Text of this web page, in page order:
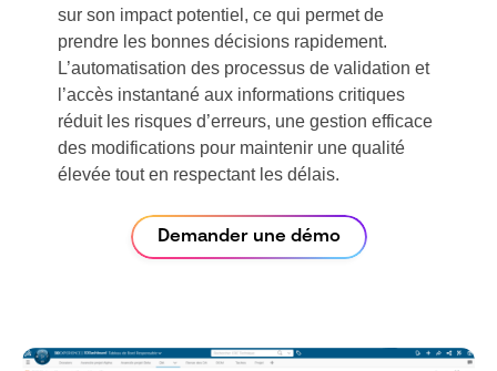
sur son impact potentiel, ce qui permet de
prendre les bonnes décisions rapidement.
L’automatisation des processus de validation et
l’accès instantané aux informations critiques
réduit les risques d’erreurs, une gestion efficace
des modifications pour maintenir une qualité
élevée tout en respectant les délais.
Demander une démo